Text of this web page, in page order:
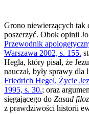
Grono niewierzących tak
poszerzyć. Obok opinii
Przewodnik
Warszawa 2002, s. 155.
Hegla, który pisał, że
nauczał, były sprawy
Friedrich Hegel, Życie
1995, s. 30.; oraz
sięgającego do Zasad
z prawdziwości historii